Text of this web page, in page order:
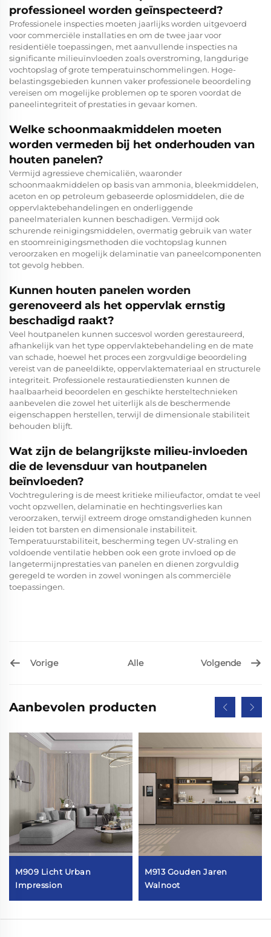
professioneel worden geïnspecteerd?
Professionele inspecties moeten jaarlijks worden uitgevoerd
voor commerciële installaties en om de twee jaar voor
residentiële toepassingen, met aanvullende inspecties na
significante milieuïnvloeden zoals overstroming, langdurige
vochtopslag of grote temperatuinschommelingen. Hoge-
belastingsgebieden kunnen vaker professionele beoordeling
vereisen om mogelijke problemen op te sporen voordat de
paneelintegriteit of prestaties in gevaar komen.
Welke schoonmaakmiddelen moeten
worden vermeden bij het onderhouden van
houten panelen?
Vermijd agressieve chemicaliën, waaronder
schoonmaakmiddelen op basis van ammonia, bleekmiddelen,
aceton en op petroleum gebaseerde oplosmiddelen, die de
oppervlaktebehandelingen en onderliggende
paneelmaterialen kunnen beschadigen. Vermijd ook
schurende reinigingsmiddelen, overmatig gebruik van water
en stoomreinigingsmethoden die vochtopslag kunnen
veroorzaken en mogelijk delaminatie van paneelcomponenten
tot gevolg hebben.
Kunnen houten panelen worden
gerenoveerd als het oppervlak ernstig
beschadigd raakt?
Veel houtpanelen kunnen succesvol worden gerestaureerd,
afhankelijk van het type oppervlaktebehandeling en de mate
van schade, hoewel het proces een zorgvuldige beoordeling
vereist van de paneeldikte, oppervlaktemateriaal en structurele
integriteit. Professionele restauratiediensten kunnen de
haalbaarheid beoordelen en geschikte hersteltechnieken
aanbevelen die zowel het uiterlijk als de beschermende
eigenschappen herstellen, terwijl de dimensionale stabiliteit
behouden blijft.
Wat zijn de belangrijkste milieu-invloeden
die de levensduur van houtpanelen
beïnvloeden?
Vochtregulering is de meest kritieke milieufactor, omdat te veel
vocht opzwellen, delaminatie en hechtingsverlies kan
veroorzaken, terwijl extreem droge omstandigheden kunnen
leiden tot barsten en dimensionale instabiliteit.
Temperatuurstabiliteit, bescherming tegen UV-straling en
voldoende ventilatie hebben ook een grote invloed op de
langetermijnprestaties van panelen en dienen zorgvuldig
geregeld te worden in zowel woningen als commerciële
toepassingen.
Vorige Alle Volgende
Aanbevolen producten
M909 Licht Urban
Impression
M913 Gouden Jaren
Walnoot